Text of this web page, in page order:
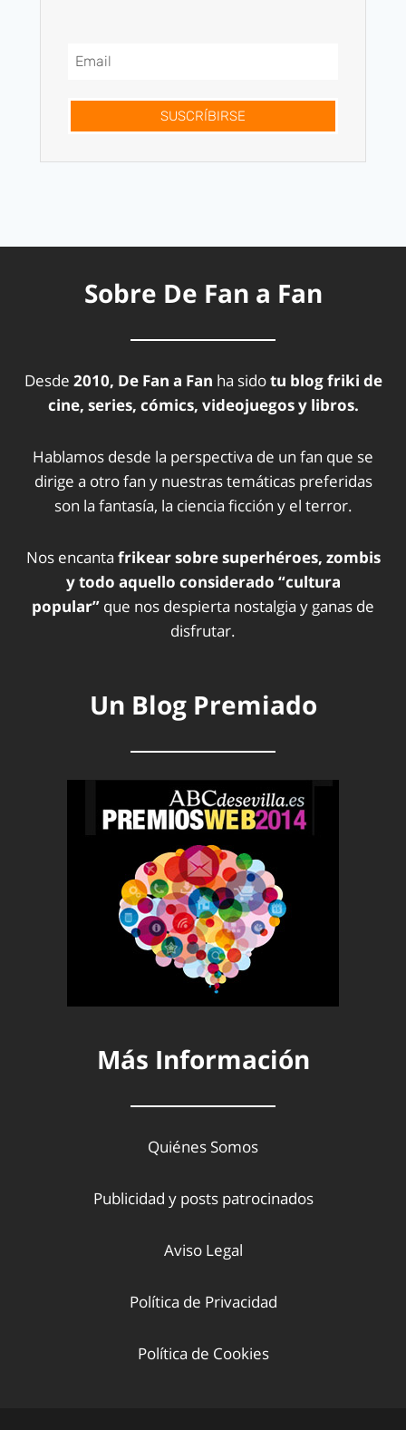
SUSCRÍBIRSE
Sobre De Fan a Fan
Desde 2010, De Fan a Fan ha sidotu blog friki de
cine, series, cómics, videojuegos y libros.
Hablamos desde la perspectiva de un fan que se
dirige a otro fan y nuestras temáticas preferidas
son la fantasía, la ciencia ficción y el terror.
Nos encanta frikear sobre superhéroes, zombis
y todo aquello considerado “cultura
popular” que nos despierta nostalgia y ganas de
disfrutar.
Un Blog Premiado
Más Información
Quiénes Somos
Publicidad y posts patrocinados
Aviso Legal
Política de Privacidad
Política de Cookies